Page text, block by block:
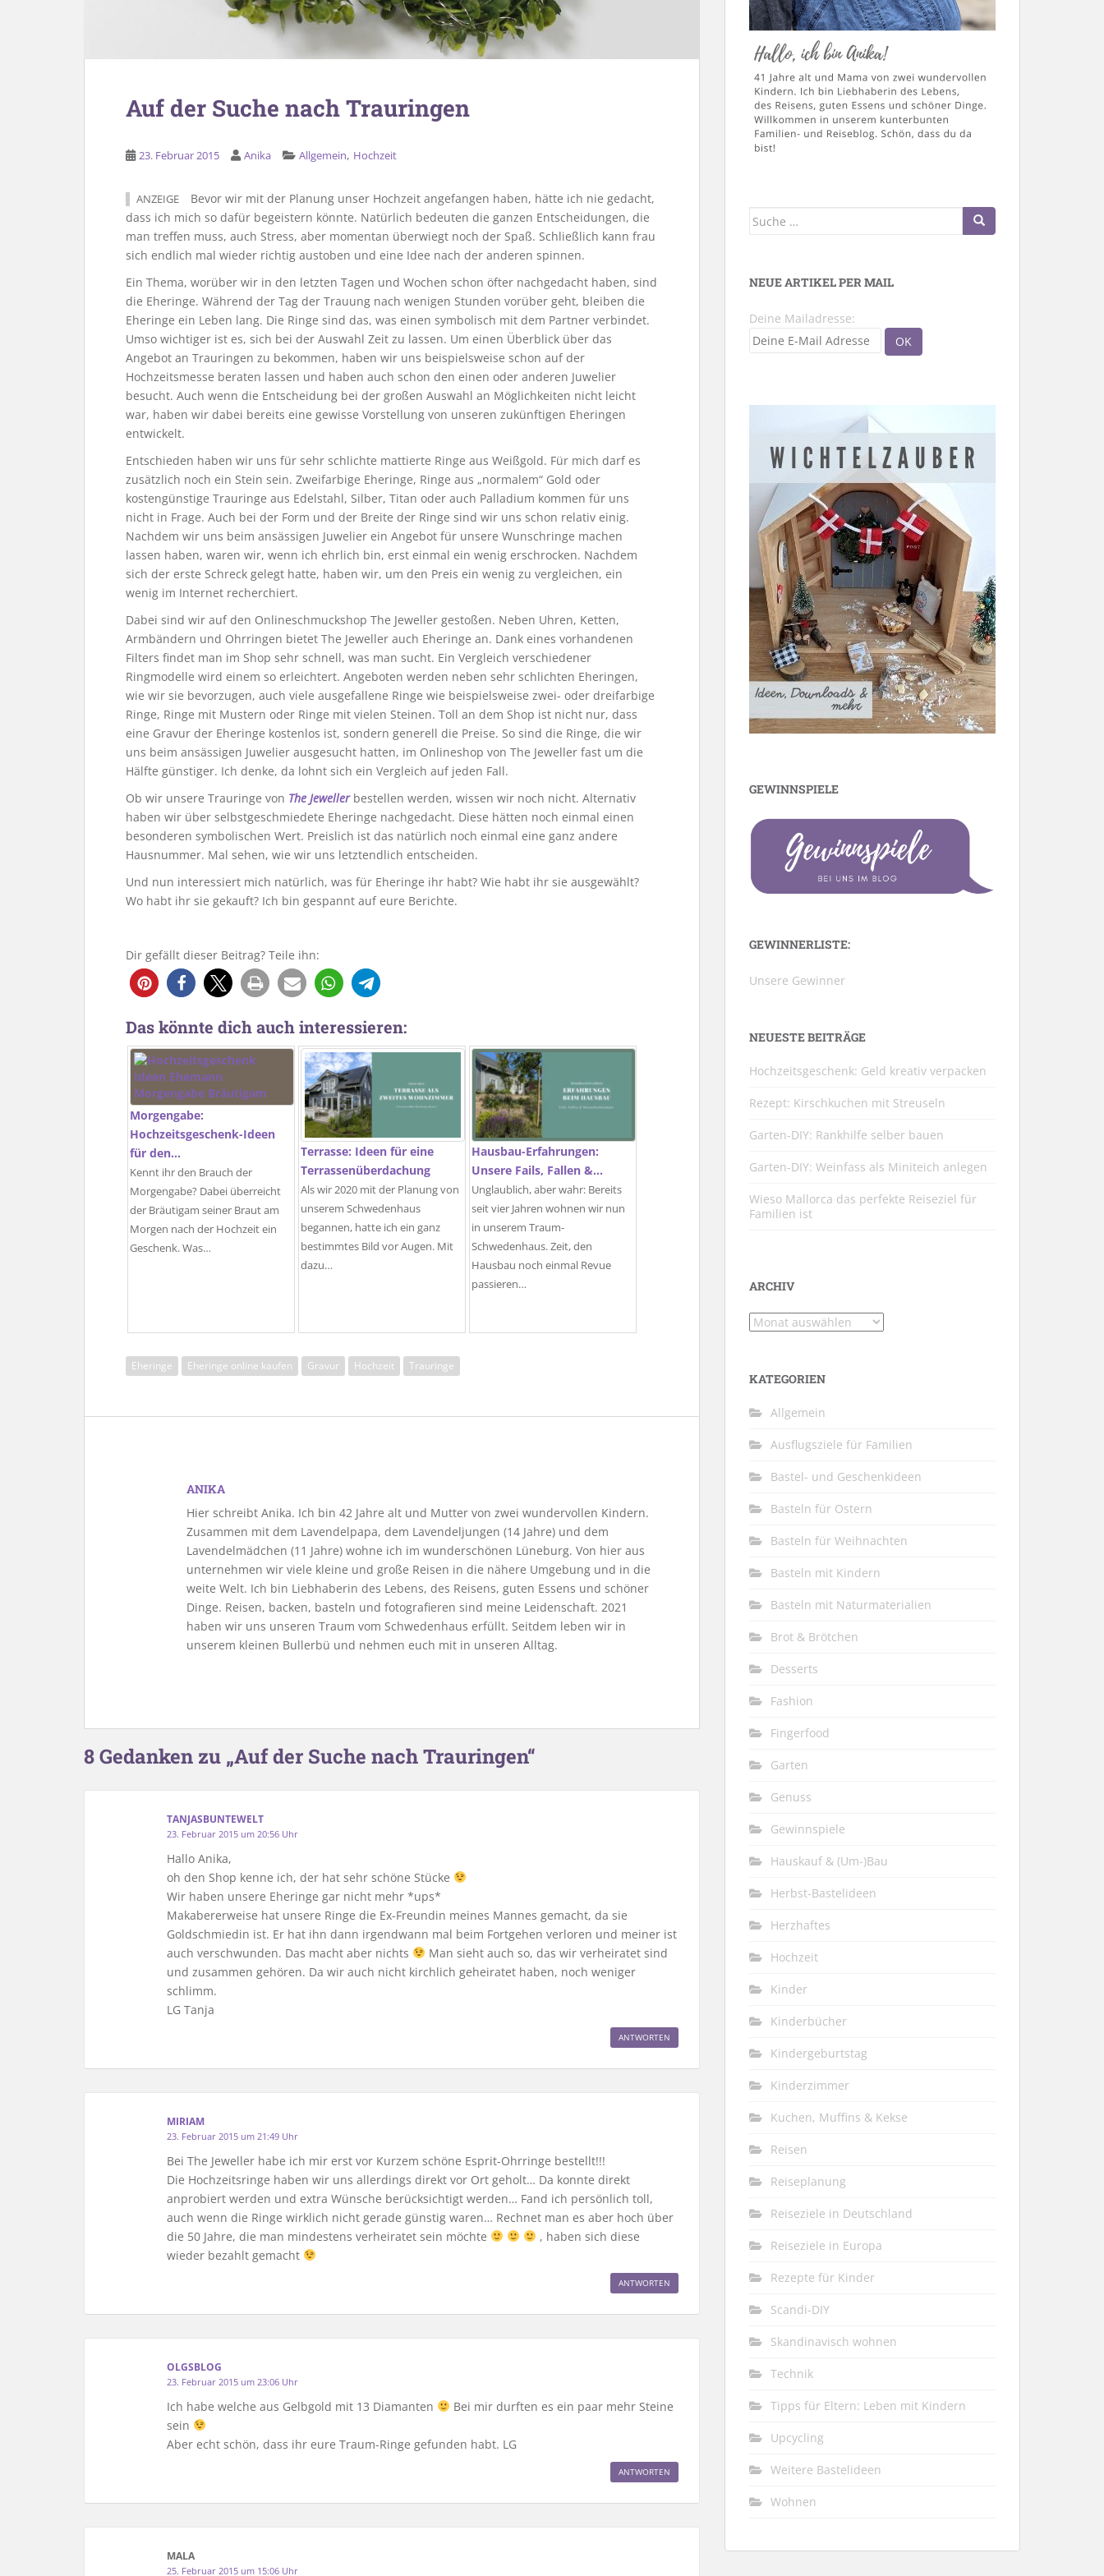
Auf der Suche nach Trauringen
23. Februar 2015 Anika Allgemein, Hochzeit
ANZEIGE
Bevor wir mit der Planung unser Hochzeit angefangen haben, hätte ich nie gedacht,
dass ich mich so dafür begeistern könnte. Natürlich bedeuten die ganzen Entscheidungen, die
man treffen muss, auch Stress, aber momentan überwiegt noch der Spaß. Schließlich kann frau
sich endlich mal wieder richtig austoben und eine Idee nach der anderen spinnen.
Ein Thema, worüber wir in den letzten Tagen und Wochen schon öfter nachgedacht haben, sind
die Eheringe. Während der Tag der Trauung nach wenigen Stunden vorüber geht, bleiben die
Eheringe ein Leben lang. Die Ringe sind das, was einen symbolisch mit dem Partner verbindet.
Umso wichtiger ist es, sich bei der Auswahl Zeit zu lassen. Um einen Überblick über das
Angebot an Trauringen zu bekommen, haben wir uns beispielsweise schon auf der
Hochzeitsmesse beraten lassen und haben auch schon den einen oder anderen Juwelier
besucht. Auch wenn die Entscheidung bei der großen Auswahl an Möglichkeiten nicht leicht
war, haben wir dabei bereits eine gewisse Vorstellung von unseren zukünftigen Eheringen
entwickelt.
Entschieden haben wir uns für sehr schlichte mattierte Ringe aus Weißgold. Für mich darf es
zusätzlich noch ein Stein sein. Zweifarbige Eheringe, Ringe aus „normalem“ Gold oder
kostengünstige Trauringe aus Edelstahl, Silber, Titan oder auch Palladium kommen für uns
nicht in Frage. Auch bei der Form und der Breite der Ringe sind wir uns schon relativ einig.
Nachdem wir uns beim ansässigen Juwelier ein Angebot für unsere Wunschringe machen
lassen haben, waren wir, wenn ich ehrlich bin, erst einmal ein wenig erschrocken. Nachdem
sich der erste Schreck gelegt hatte, haben wir, um den Preis ein wenig zu vergleichen, ein
wenig im Internet recherchiert.
Dabei sind wir auf den Onlineschmuckshop The Jeweller gestoßen. Neben Uhren, Ketten,
Armbändern und Ohrringen bietet The Jeweller auch Eheringe an. Dank eines vorhandenen
Filters findet man im Shop sehr schnell, was man sucht. Ein Vergleich verschiedener
Ringmodelle wird einem so erleichtert. Angeboten werden neben sehr schlichten Eheringen,
wie wir sie bevorzugen, auch viele ausgefallene Ringe wie beispielsweise zwei- oder dreifarbige
Ringe, Ringe mit Mustern oder Ringe mit vielen Steinen. Toll an dem Shop ist nicht nur, dass
eine Gravur der Eheringe kostenlos ist, sondern generell die Preise. So sind die Ringe, die wir
uns beim ansässigen Juwelier ausgesucht hatten, im Onlineshop von The Jeweller fast um die
Hälfte günstiger. Ich denke, da lohnt sich ein Vergleich auf jeden Fall.
Ob wir unsere Trauringe von The Jewellerbestellen werden, wissen wir noch nicht. Alternativ
haben wir über selbstgeschmiedete Eheringe nachgedacht. Diese hätten noch einmal einen
besonderen symbolischen Wert. Preislich ist das natürlich noch einmal eine ganz andere
Hausnummer. Mal sehen, wie wir uns letztendlich entscheiden.
Und nun interessiert mich natürlich, was für Eheringe ihr habt? Wie habt ihr sie ausgewählt?
Wo habt ihr sie gekauft? Ich bin gespannt auf eure Berichte.
Dir gefällt dieser Beitrag? Teile ihn:
Das könnte dich auch interessieren:
Morgengabe:
Hochzeitsgeschenk-Ideen
für den…
Kennt ihr den Brauch der
Morgengabe? Dabei überreicht
der Bräutigam seiner Braut am
Morgen nach der Hochzeit ein
Geschenk. Was…
Terrasse: Ideen für eine
Terrassenüberdachung
Als wir 2020 mit der Planung von
unserem Schwedenhaus
begannen, hatte ich ein ganz
bestimmtes Bild vor Augen. Mit
dazu…
Hausbau-Erfahrungen:
Unsere Fails, Fallen &…
Unglaublich, aber wahr: Bereits
seit vier Jahren wohnen wir nun
in unserem Traum-
Schwedenhaus. Zeit, den
Hausbau noch einmal Revue
passieren…
Eheringe Eheringe online kaufen Gravur Hochzeit Trauringe
ANIKA
Hier schreibt Anika. Ich bin 42 Jahre alt und Mutter von zwei wundervollen Kindern.
Zusammen mit dem Lavendelpapa, dem Lavendeljungen (14 Jahre) und dem
Lavendelmädchen (11 Jahre) wohne ich im wunderschönen Lüneburg. Von hier aus
unternehmen wir viele kleine und große Reisen in die nähere Umgebung und in die
weite Welt. Ich bin Liebhaberin des Lebens, des Reisens, guten Essens und schöner
Dinge. Reisen, backen, basteln und fotografieren sind meine Leidenschaft. 2021
haben wir uns unseren Traum vom Schwedenhaus erfüllt. Seitdem leben wir in
unserem kleinen Bullerbü und nehmen euch mit in unseren Alltag.
8 Gedanken zu „Auf der Suche nach Trauringen“
TANJASBUNTEWELT
23. Februar 2015 um 20:56 Uhr
Hallo Anika,
oh den Shop kenne ich, der hat sehr schöne Stücke
Wir haben unsere Eheringe gar nicht mehr *ups*
Makabererweise hat unsere Ringe die Ex-Freundin meines Mannes gemacht, da sie
Goldschmiedin ist. Er hat ihn dann irgendwann mal beim Fortgehen verloren und meiner ist
auch verschwunden. Das macht aber nichts
Man sieht auch so, das wir verheiratet sind
und zusammen gehören. Da wir auch nicht kirchlich geheiratet haben, noch weniger
schlimm.
LG Tanja
ANTWORTEN
MIRIAM
23. Februar 2015 um 21:49 Uhr
Bei The Jeweller habe ich mir erst vor Kurzem schöne Esprit-Ohrringe bestellt!!!
Die Hochzeitsringe haben wir uns allerdings direkt vor Ort geholt… Da konnte direkt
anprobiert werden und extra Wünsche berücksichtigt werden… Fand ich persönlich toll,
auch wenn die Ringe wirklich nicht gerade günstig waren… Rechnet man es aber hoch über
die 50 Jahre, die man mindestens verheiratet sein möchte
, haben sich diese
wieder bezahlt gemacht
ANTWORTEN
OLGSBLOG
23. Februar 2015 um 23:06 Uhr
Ich habe welche aus Gelbgold mit 13 Diamanten
Bei mir durften es ein paar mehr Steine
sein
Aber echt schön, dass ihr eure Traum-Ringe gefunden habt. LG
ANTWORTEN
MALA
25. Februar 2015 um 15:06 Uhr
Suche
NEUE ARTIKEL PER MAIL
Deine Mailadresse:
GEWINNSPIELE
GEWINNERLISTE:
Unsere Gewinner
NEUESTE BEITRÄGE
Hochzeitsgeschenk: Geld kreativ verpacken
Rezept: Kirschkuchen mit Streuseln
Garten-DIY: Rankhilfe selber bauen
Garten-DIY: Weinfass als Miniteich anlegen
Wieso Mallorca das perfekte Reiseziel für
Familien ist
ARCHIV
Archiv
KATEGORIEN
Allgemein
Ausflugsziele für Familien
Bastel- und Geschenkideen
Basteln für Ostern
Basteln für Weihnachten
Basteln mit Kindern
Basteln mit Naturmaterialien
Brot & Brötchen
Desserts
Fashion
Fingerfood
Garten
Genuss
Gewinnspiele
Hauskauf & (Um-)Bau
Herbst-Bastelideen
Herzhaftes
Hochzeit
Kinder
Kinderbücher
Kindergeburtstag
Kinderzimmer
Kuchen, Muffins & Kekse
Reisen
Reiseplanung
Reiseziele in Deutschland
Reiseziele in Europa
Rezepte für Kinder
Scandi-DIY
Skandinavisch wohnen
Technik
Tipps für Eltern: Leben mit Kindern
Upcycling
Weitere Bastelideen
Wohnen